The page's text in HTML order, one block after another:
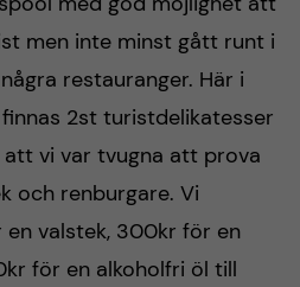
men inte minst gått runt i
restauranger. Här i
2st turistdelikatesser
att vi var tvugna att prova
och renburgare. Vi
valstek, 300kr för en
för en alkoholfri öl till